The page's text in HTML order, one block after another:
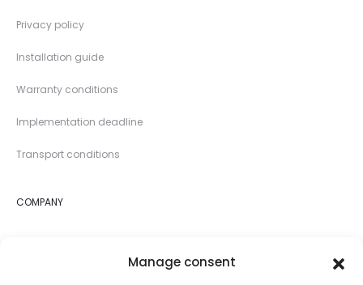
Manage consent
Privacy policy
Installation guide
Warranty conditions
Implementation deadline
Transport conditions
COMPANY